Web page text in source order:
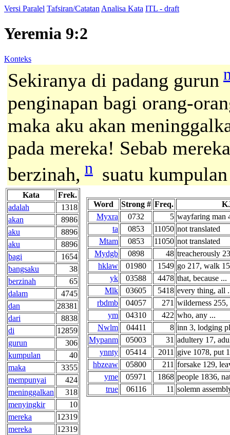
Versi Paralel Tafsiran/Catatan Analisa Kata ITL - draft
Yeremia 9:2
Konteks
Sekiranya di padang gurun
penginapan bagi orang-
maka aku akan
pada mereka! Sebab
berzinah, n suatu
Kata
Frek.
adalah
1318
akan
8986
aku
8896
aku
8896
bagi
1654
bangsaku
38
berzinah
65
dalam
4745
dan
28381
dari
8838
di
12859
gurun
306
kumpulan
40
maka
3355
mempunyai
424
meninggalkan
318
menyingkir
10
mereka
12319
mereka
12319
Word Strong # Freq.
Myxra
0732 5 wayfaring man
ta
0853 11050 not translated
Mtam
0853 11050 not translated
Mydgb
0898 48 treacherously
hklaw
01980 1549 go 217, walk
yk
03588 4478 that, because ...
Mlk
03605 5418 every thing, all
rbdmb
04057 271 wilderness 255,
ym
04310 422 who, any ...
Nwlm
04411 8 inn 3, lodging
Mypanm
05003 31 adultery 17,
ynnty
05414 2011 give 1078, put
hbzeaw
05800 211 forsake 129,
yme
05971 1868 people 1836,
true
06116 11 solemn